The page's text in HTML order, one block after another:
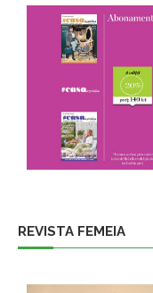
REVISTA FEMEIA